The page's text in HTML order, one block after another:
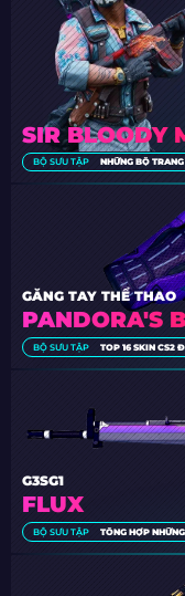
SIR BLOODY
BỘ SƯU TẬP NHỮNG BỘ
PANDORA'S
GĂNG TAY THỂ THAO
BỘ SƯU TẬP TOP 16 SKIN CS2
FLUX
G3SG1
BỘ SƯU TẬP